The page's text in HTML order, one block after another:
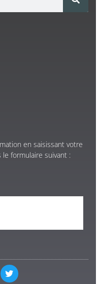
en saisissant votre
formulaire suivant :